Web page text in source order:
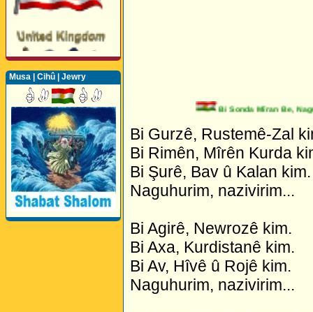
Perwerde ya Zimanê
Kurdî û Îngîlîzî
Musa | Cihû | Jewry
Bi Sonda Mîran Be,
Bi Gurzê, Rustemê-Zal
Bi Rimên, Mîrên Kurda
Bi Şurê, Bav û Kalan kim.
Naguhurim, nazivirim...
Bi Agirê, Newrozê kim.
Bi Axa, Kurdistanê kim.
Bi Av, Hîvê û Rojê kim.
Naguhurim, nazivirim...